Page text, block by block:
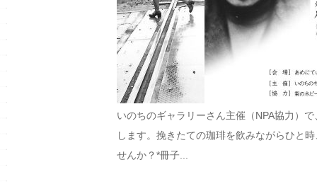
いのちのギャラリーさん主催（NPA協力）
します。挽きたての珈琲を飲みながらひと
せんか？*冊子...